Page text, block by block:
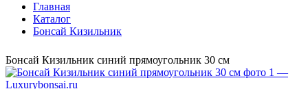
Главная
Каталог
Бонсай Кизильник
Бонсай Кизильник синий прямоугольник 30 см